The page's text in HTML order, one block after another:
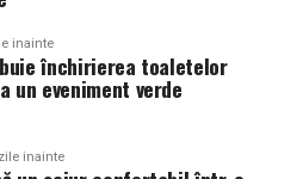
uleiului la
funcționare a motorului.
foarte bun între protecție și
ecologice,
pot reduce semnificativ
în comparație cu
sunt mult mai dăunătoare
ecologice contribuie la
inainte
închirierea toaletelor
un eveniment verde
inainte